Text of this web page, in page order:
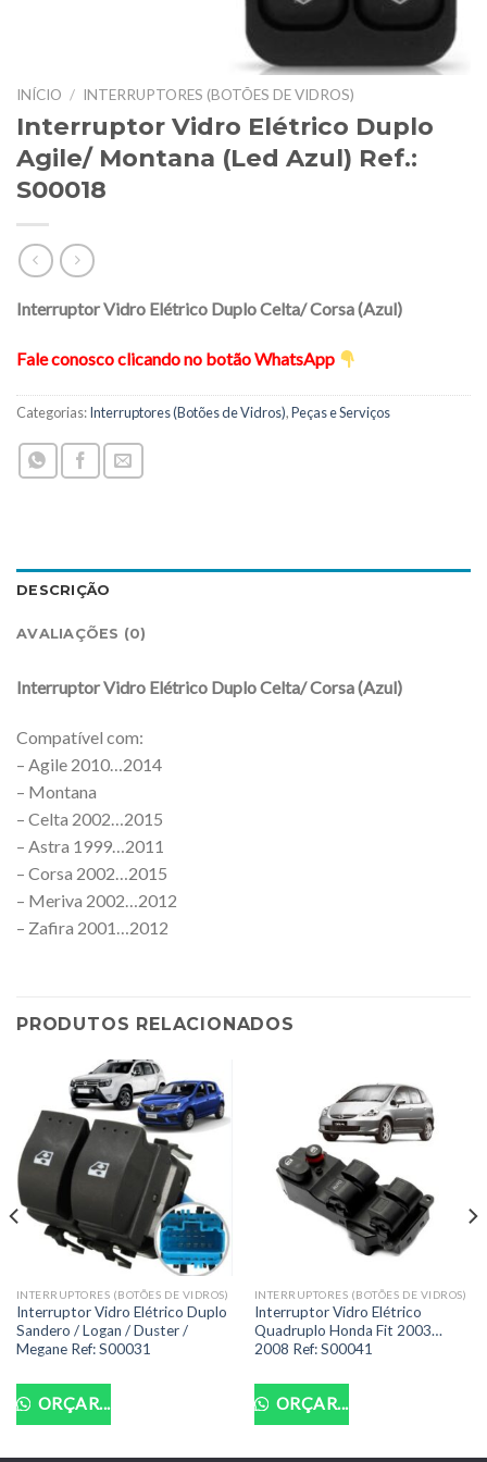
INÍCIO / INTERRUPTORES (BOTÕES DE VIDROS)
Interruptor Vidro Elétrico Duplo
Agile/ Montana (Led Azul) Ref.:
S00018
Interruptor Vidro Elétrico Duplo Celta/ Corsa (Azul)
Fale conosco clicando no botão WhatsApp
Categorias:Interruptores (Botões de Vidros),Peças e Serviços
DESCRIÇÃO
AVALIAÇÕES (0)
Interruptor Vidro Elétrico Duplo Celta/ Corsa (Azul)
Compatível com:
– Agile 2010…2014
– Montana
– Celta 2002…2015
– Astra 1999…2011
– Corsa 2002…2015
– Meriva 2002…2012
– Zafira 2001…2012
PRODUTOS RELACIONADOS
INTERRUPTORES (BOTÕES DE VIDROS)
Interruptor Vidro Elétrico Duplo
Sandero / Logan / Duster /
Megane Ref: S00031
ORÇAR...
INTERRUPTORES (BOTÕES DE VIDROS)
Interruptor Vidro Elétrico
Quadruplo Honda Fit 2003…
2008 Ref: S00041
ORÇAR...